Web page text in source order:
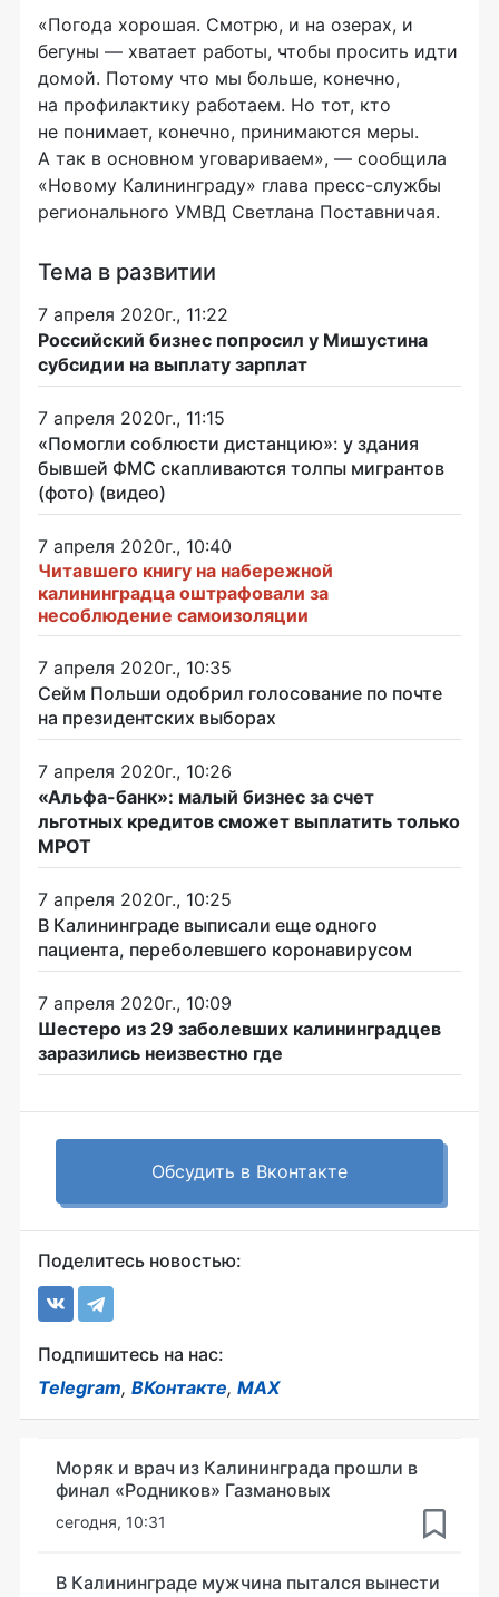
«Погода хорошая. Смотрю, и на озерах, и
бегуны — хватает работы, чтобы просить идти
домой. Потому что мы больше, конечно,
на профилактику работаем. Но тот, кто
не понимает, конечно, принимаются меры.
А так в основном уговариваем», — сообщила
«Новому Калининграду» глава пресс-службы
регионального УМВД Светлана Поставничая.
Тема в развитии
7 апреля 2020г., 11:22
Российский бизнес попросил у Мишустина
субсидии на выплату зарплат
7 апреля 2020г., 11:15
«Помогли соблюсти дистанцию»: у здания
бывшей ФМС скапливаются толпы мигрантов
(фото) (видео)
7 апреля 2020г., 10:40
Читавшего книгу на набережной
калининградца оштрафовали за
несоблюдение самоизоляции
7 апреля 2020г., 10:35
Сейм Польши одобрил голосование по почте
на президентских выборах
7 апреля 2020г., 10:26
«Альфа-банк»: малый бизнес за счет
льготных кредитов сможет выплатить только
МРОТ
7 апреля 2020г., 10:25
В Калининграде выписали еще одного
пациента, переболевшего коронавирусом
7 апреля 2020г., 10:09
Шестеро из 29 заболевших калининградцев
заразились неизвестно где
Обсудить в Вконтакте
Поделитесь новостью:
Подпишитесь на нас:
Telegram, ВКонтакте, MAX
Моряк и врач из Калининграда прошли в
финал «Родников» Газмановых
сегодня, 10:31
В Калининграде мужчина пытался вынести